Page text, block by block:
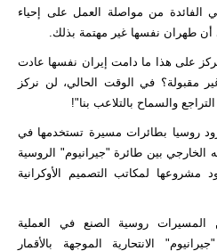
من مواصلة العمل على إحياء
أن طهران نفسها غير مهتمة بذلك.
على هذا ما دامت إيران نفسها عادت
مقبولة؟ في الوقت الحالي، لن نركز
والسماح بالتلاعب بنا"!
روسيا بطائرات مسيرة تستخدمها في
الخارجي بين طائرة "جيرانيوم" الروسية
مشروعها لمكاتب التصميم الأوكرانية
روسية الصنع في العملية
الانتحارية الموجهة بالأقمار